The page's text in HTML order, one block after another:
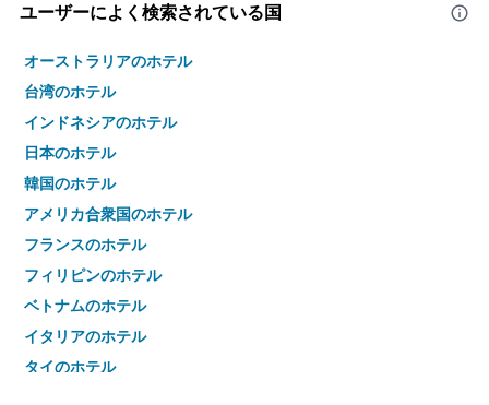
ユーザーによく検索されている国
オーストラリアのホテル
台湾のホテル
インドネシアのホテル
日本のホテル
韓国のホテル
アメリカ合衆国のホテル
フランスのホテル
フィリピンのホテル
ベトナムのホテル
イタリアのホテル
タイのホテル